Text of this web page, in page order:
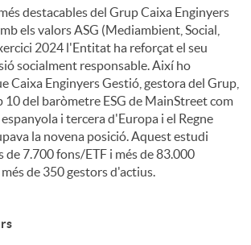
destacables del Grup Caixa Enginyers
els valors ASG (Mediambient, Social,
2024 l'Entitat ha reforçat el seu
socialment responsable. Així ho
Caixa Enginyers Gestió, gestora del Grup,
del baròmetre ESG de MainStreet com
i tercera d'Europa i el Regne
la novena posició. Aquest estudi
de 7.700 fons/ETF i més de 83.000
de 350 gestors d'actius.